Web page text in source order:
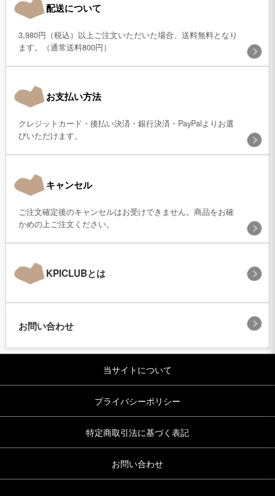
配送について
3,980円（税込）以上ご注文いただいた場合、送料無料となり
ます。（通常送料800円）
お支払い方法
クレジットカード・後払い決済・銀行決済・PayPalよりお選
びいただけます。
キャンセル
ご注文確定後のキャンセルはお受けできません。商品をお確
かめの上ご注文ください。
KPICLUBとは
お問い合わせ
当サイトについて
プライバシーポリシー
特定商取引法に基づく表記
お問い合わせ